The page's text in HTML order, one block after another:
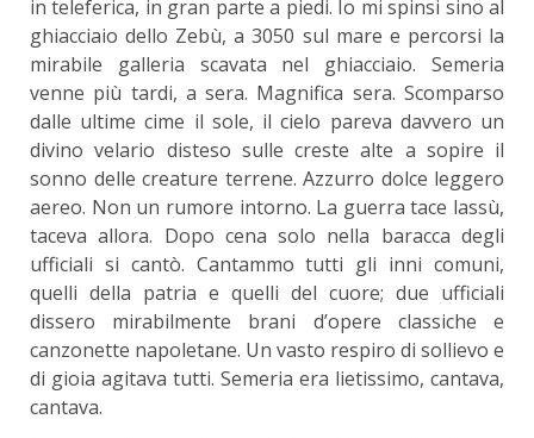
in teleferica, in gran parte a piedi. Io mi spinsi sino al
ghiacciaio dello Zebù, a 3050 sul mare e percorsi la
mirabile galleria scavata nel ghiacciaio. Semeria
venne più tardi, a sera. Magnifica sera. Scomparso
dalle ultime cime il sole, il cielo pareva davvero un
divino velario disteso sulle creste alte a sopire il
sonno delle creature terrene. Azzurro dolce leggero
aereo. Non un rumore intorno. La guerra tace lassù,
taceva allora. Dopo cena solo nella baracca degli
ufficiali si cantò. Cantammo tutti gli inni comuni,
quelli della patria e quelli del cuore; due ufficiali
dissero mirabilmente brani d’opere classiche e
canzonette napoletane. Un vasto respiro di sollievo e
di gioia agitava tutti. Semeria era lietissimo, cantava,
cantava.